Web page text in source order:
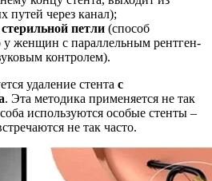
путей через канал);
петли (способ
у женщин с параллельным рентген-
контролем).
удаление стента с
. Эта методика применяется не так
используются особые стенты –
не так часто.